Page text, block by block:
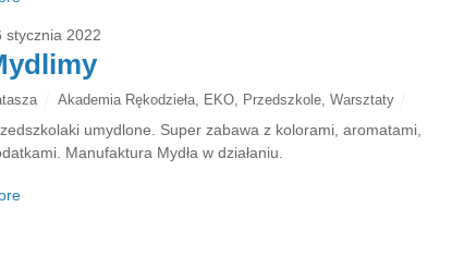
stycznia 2022
Akademia Rękodzieła, EKO, Przedszkole, Warsztaty
umydlone. Super zabawa z kolorami, aromatami,
Manufaktura Mydła w działaniu.